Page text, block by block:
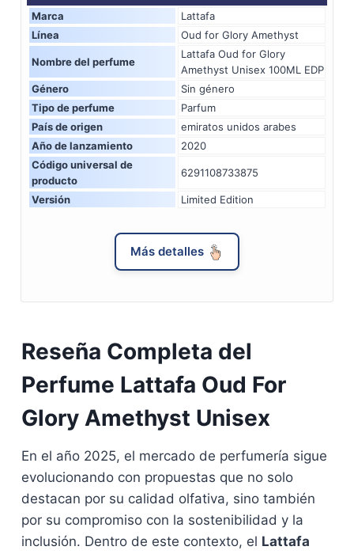
Marca
Lattafa
Línea
Oud for Glory Amethyst
Nombre del perfume
Lattafa Oud for Glory
Amethyst Unisex 100ML EDP
Género
Sin género
Tipo de perfume
Parfum
País de origen
emiratos unidos arabes
Año de lanzamiento
2020
Código universal de
producto
6291108733875
Versión Limited Edition
Más detalles
Reseña Completa del
Perfume Lattafa Oud For
Glory Amethyst Unisex
En el año 2025, el mercado de perfumería sigue
evolucionando con propuestas que no solo
destacan por su calidad olfativa, sino también
por su compromiso con la sostenibilidad y la
inclusión. Dentro de este contexto, el Lattafa